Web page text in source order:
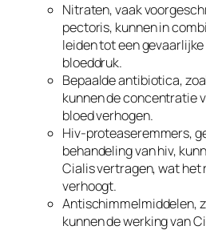
Nitraten, vaak
pectoris, kunnen in
leiden tot een
bloeddruk.
Bepaalde antibiotica,
kunnen de concentratie
bloed verhogen.
Hiv-proteaseremmers,
behandeling van hiv,
Cialis vertragen, wat het
verhoogt.
Antischimmelmiddelen,
kunnen de werking van